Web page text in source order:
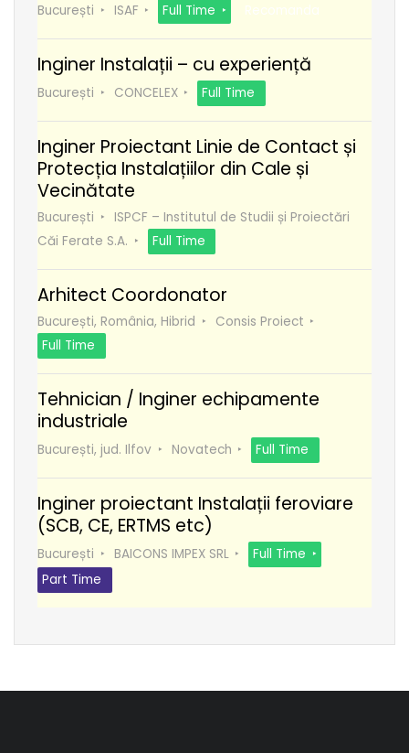
București ISAF Full Time Recomanda
Inginer Instalații – cu experiență
București CONCELEX Full Time
Inginer Proiectant Linie de Contact și
Protecția Instalațiilor din Cale și
Vecinătate
București
ISPCF – Institutul de Studii și Proiectări
Căi Ferate S.A.
Full Time
Arhitect Coordonator
București, România, Hibrid
Consis Proiect
Full Time
Tehnician / Inginer echipamente
industriale
București, jud. Ilfov Novatech Full Time
Inginer proiectant Instalații feroviare
(SCB, CE, ERTMS etc)
București BAICONS IMPEX SRL
Full Time
Part Time